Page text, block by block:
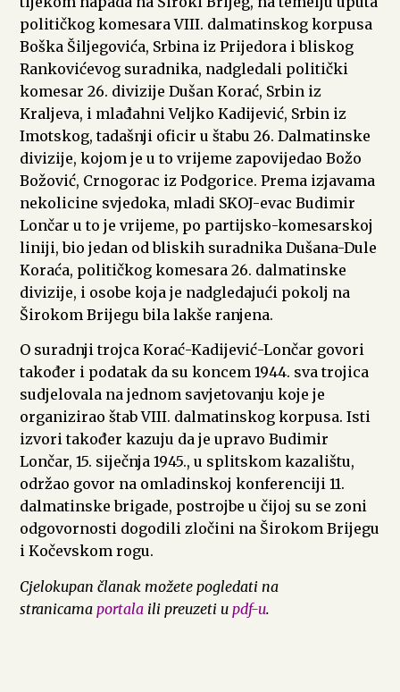
političkog komesara VIII. dalmatinskog korpusa
Boška Šiljegovića, Srbina iz Prijedora i bliskog
Rankovićevog suradnika, nadgledali politički
komesar 26. divizije Dušan Korać, Srbin iz
Kraljeva, i mlađahni Veljko Kadijević, Srbin iz
Imotskog, tadašnji oficir u štabu 26. Dalmatinske
divizije, kojom je u to vrijeme zapovijedao Božo
Božović, Crnogorac iz Podgorice. Prema izjavama
nekolicine svjedoka, mladi SKOJ-evac Budimir
Lončar u to je vrijeme, po partijsko-komesarskoj
liniji, bio jedan od bliskih suradnika Dušana-Dule
Koraća, političkog komesara 26. dalmatinske
divizije, i osobe koja je nadgledajući pokolj na
Širokom Brijegu bila lakše ranjena.
O suradnji trojca Korać-Kadijević-Lončar govori
također i podatak da su koncem 1944. sva trojica
sudjelovala na jednom savjetovanju koje je
organizirao štab VIII. dalmatinskog korpusa. Isti
izvori također kazuju da je upravo Budimir
Lončar, 15. siječnja 1945., u splitskom kazalištu,
održao govor na omladinskoj konferenciji 11.
dalmatinske brigade, postrojbe u čijoj su se zoni
odgovornosti dogodili zločini na Širokom Brijegu
i Kočevskom rogu.
Cjelokupan članak možete pogledati na
stranicama portala ili preuzeti u pdf-u.